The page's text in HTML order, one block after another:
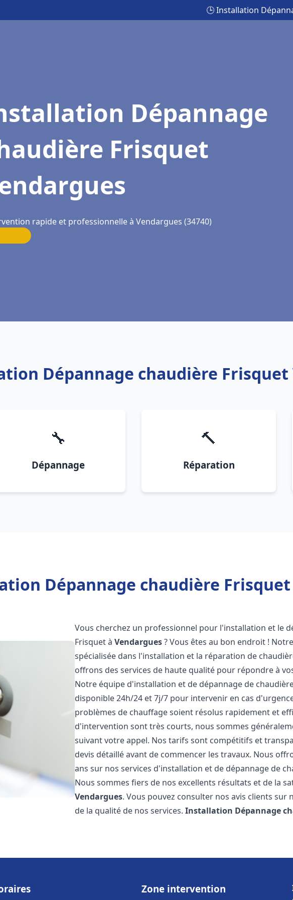
🕒 Installation
Dépannage
Frisquet
rapide et professionnelle à Vendargues (34740)
Dépannage chaudière Frisquet
🔧
Dépannage
🔨
Réparation
Dépannage chaudière Frisquet
Vous cherchez un professionnel pour l'installation et le
Frisquet àVendargues? Vous êtes au bon endroit !
spécialisée dans l'installation et la réparation de
offrons des services de haute qualité pour répondre à
Notre équipe d'installation et de dépannage de
disponible 24h/24 et 7j/7 pour intervenir en cas
problèmes de chauffage soient résolus rapidement et
d'intervention sont très courts, nous sommes
suivant votre appel. Nos tarifs sont compétitifs et
devis détaillé avant de commencer les travaux. Nous
ans sur nos services d'installation et de dépannage de
Nous sommes fiers de nos excellents résultats et de la
Vendargues. Vous pouvez consulter nos avis clients
de la qualité de nos services.Installation Dépannage
Zone intervention